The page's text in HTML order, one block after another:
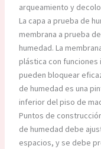
arqueamiento y
La capa a prueba de
membrana a prueba
humedad. La
plástica con
pueden bloquear
de humedad es una
inferior del piso de
Puntos de
de humedad debe
espacios, y se debe